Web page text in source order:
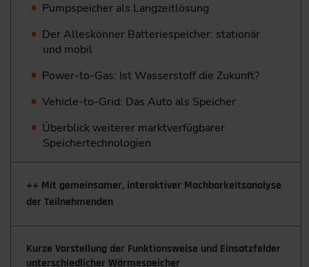
Pumpspeicher als Langzeitlösung
Der Alleskönner Batteriespeicher: stationär
und mobil
Power-to-Gas: Ist Wasserstoff die Zukunft?
Vehicle-to-Grid: Das Auto als Speicher
Überblick weiterer marktverfügbarer
Speichertechnologien
++ Mit gemeinsamer, interaktiver Machbarkeitsanalyse
der Teilnehmenden
Kurze Vorstellung der Funktionsweise und Einsatzfelder
unterschiedlicher Wärmespeicher